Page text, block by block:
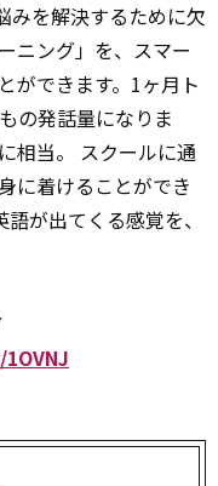
みを解決するために欠
ニング」を、スマー
ができます。1ヶ月ト
の発話量になりま
相当。 スクールに通
に着けることができ
が出てくる感覚を、